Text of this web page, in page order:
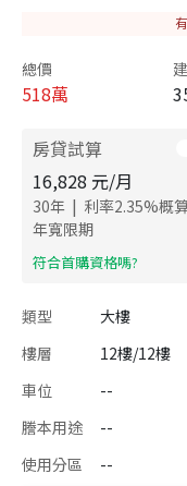
有
總價
518萬
房貸試算
16,828 元/月
30年 | 利率2.35%概
年寬限期
​符合首購資格嗎?
類型 大樓
樓層
12樓/12樓
車位
--
謄本用途
--
使用分區
--